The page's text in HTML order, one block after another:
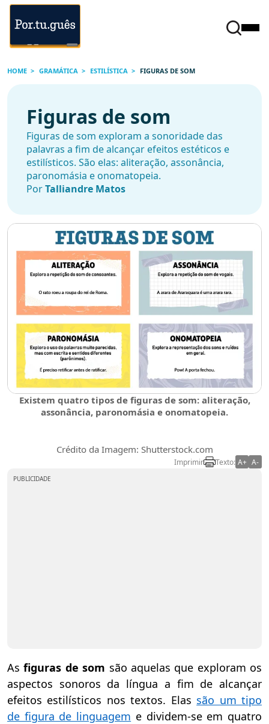
HOME GRAMÁTICA ESTILÍSTICA FIGURAS DE SOM
Figuras de som
Figuras de som exploram a sonoridade das
palavras a fim de alcançar efeitos estéticos e
estilísticos. São elas: aliteração, assonância,
paronomásia e onomatopeia.
PorTalliandre Matos
Existem quatro tipos de figuras de som: aliteração,
assonância, paronomásia e onomatopeia.
Crédito da Imagem: Shutterstock.com
Imprimir Texto: A+ A-
PUBLICIDADE
Asfiguras de som são aquelas que exploram os
aspectos sonoros da língua a fim de alcançar
efeitos estilísticos nos textos. Elas são um tipo
de figura de linguagem e dividem-se em quatro